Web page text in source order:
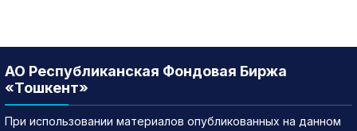
АО Республиканская Фондовая Биржа
«Тошкент»
При использовании материалов опубликованных на данном